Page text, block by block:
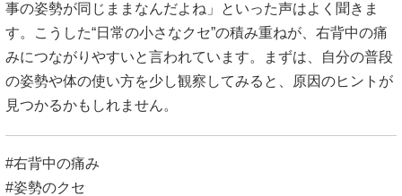
事の姿勢が同じままなんだよね」といった声はよく聞きま
す。こうした“日常の小さなクセ”の積み重ねが、右背中の痛
みにつながりやすいと言われています。まずは、自分の普段
の姿勢や体の使い方を少し観察してみると、原因のヒントが
見つかるかもしれません。
#右背中の痛み
#姿勢のクセ